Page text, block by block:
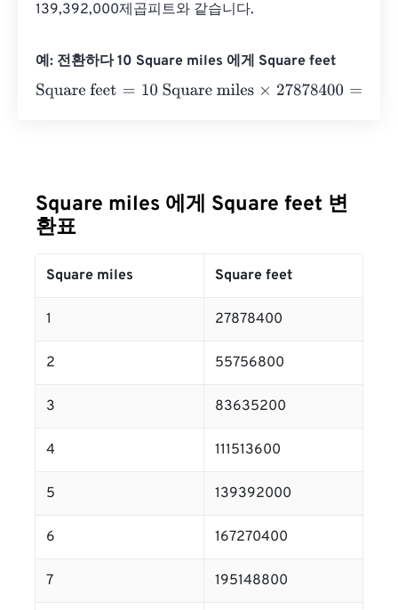
139,392,000제곱피트와 같습니다.
예: 전환하다 10 Square miles 에게 Square feet
Square feet= 10 Square miles×27878400=278784000
Square miles 에게 Square feet 변
환표
Square miles Square feet
1 27878400
2 55756800
3 83635200
4 111513600
5 139392000
6 167270400
7 195148800